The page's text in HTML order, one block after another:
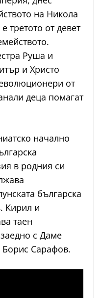
на Никола
третото от девет
Руша и
и Христо
от
деца помагат
начално
в родния си
българска
Кирил и
таен
с Даме
Борис Сарафов.